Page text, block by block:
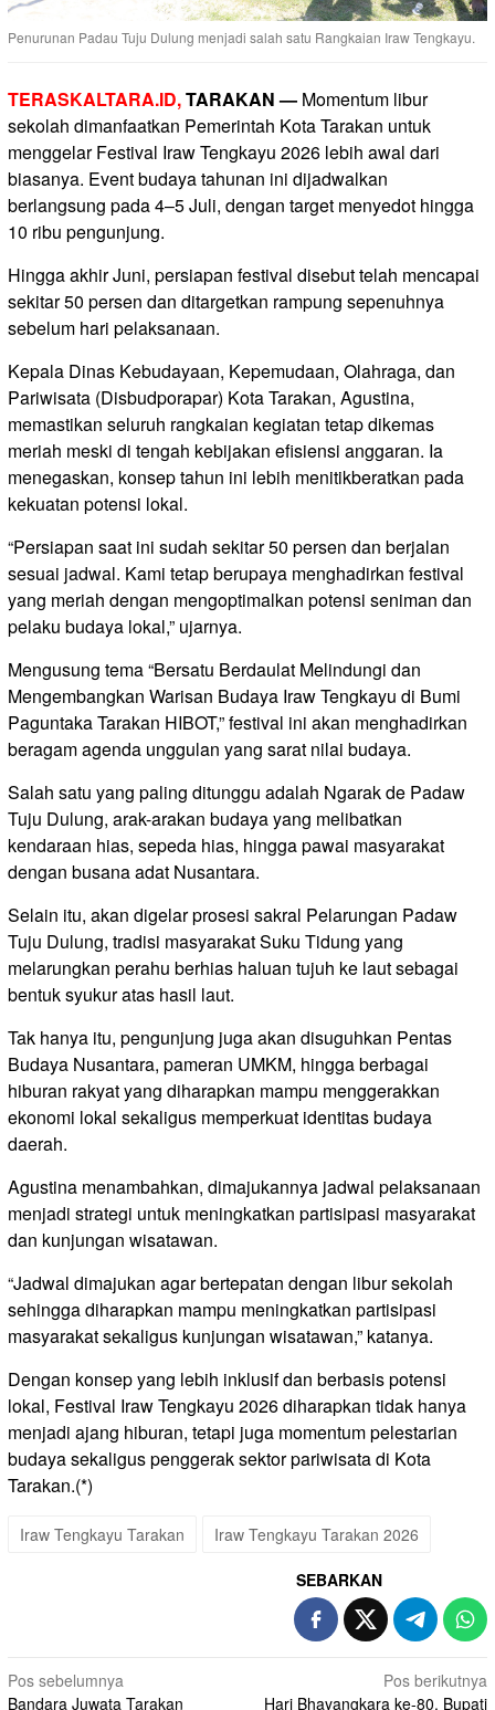
Penurunan Padau Tuju Dulung menjadi salah satu Rangkaian Iraw Tengkayu.
TERASKALTARA.ID,TARAKAN — Momentum libur
sekolah dimanfaatkan Pemerintah Kota Tarakan untuk
menggelar Festival Iraw Tengkayu 2026 lebih awal dari
biasanya. Event budaya tahunan ini dijadwalkan
berlangsung pada 4–5 Juli, dengan target menyedot hingga
10 ribu pengunjung.
Hingga akhir Juni, persiapan festival disebut telah mencapai
sekitar 50 persen dan ditargetkan rampung sepenuhnya
sebelum hari pelaksanaan.
Kepala Dinas Kebudayaan, Kepemudaan, Olahraga, dan
Pariwisata (Disbudporapar) Kota Tarakan, Agustina,
memastikan seluruh rangkaian kegiatan tetap dikemas
meriah meski di tengah kebijakan efisiensi anggaran. Ia
menegaskan, konsep tahun ini lebih menitikberatkan pada
kekuatan potensi lokal.
“Persiapan saat ini sudah sekitar 50 persen dan berjalan
sesuai jadwal. Kami tetap berupaya menghadirkan festival
yang meriah dengan mengoptimalkan potensi seniman dan
pelaku budaya lokal,” ujarnya.
Mengusung tema “Bersatu Berdaulat Melindungi dan
Mengembangkan Warisan Budaya Iraw Tengkayu di Bumi
Paguntaka Tarakan HIBOT,” festival ini akan menghadirkan
beragam agenda unggulan yang sarat nilai budaya.
Salah satu yang paling ditunggu adalah Ngarak de Padaw
Tuju Dulung, arak-arakan budaya yang melibatkan
kendaraan hias, sepeda hias, hingga pawai masyarakat
dengan busana adat Nusantara.
Selain itu, akan digelar prosesi sakral Pelarungan Padaw
Tuju Dulung, tradisi masyarakat Suku Tidung yang
melarungkan perahu berhias haluan tujuh ke laut sebagai
bentuk syukur atas hasil laut.
Tak hanya itu, pengunjung juga akan disuguhkan Pentas
Budaya Nusantara, pameran UMKM, hingga berbagai
hiburan rakyat yang diharapkan mampu menggerakkan
ekonomi lokal sekaligus memperkuat identitas budaya
daerah.
Agustina menambahkan, dimajukannya jadwal pelaksanaan
menjadi strategi untuk meningkatkan partisipasi masyarakat
dan kunjungan wisatawan.
“Jadwal dimajukan agar bertepatan dengan libur sekolah
sehingga diharapkan mampu meningkatkan partisipasi
masyarakat sekaligus kunjungan wisatawan,” katanya.
Dengan konsep yang lebih inklusif dan berbasis potensi
lokal, Festival Iraw Tengkayu 2026 diharapkan tidak hanya
menjadi ajang hiburan, tetapi juga momentum pelestarian
budaya sekaligus penggerak sektor pariwisata di Kota
Tarakan.(*)
Iraw Tengkayu Tarakan Iraw Tengkayu Tarakan 2026
SEBARKAN
Navigasi
Pos sebelumnya
Bandara Juwata Tarakan
Pos berikutnya
Hari Bhayangkara ke-80, Bupati